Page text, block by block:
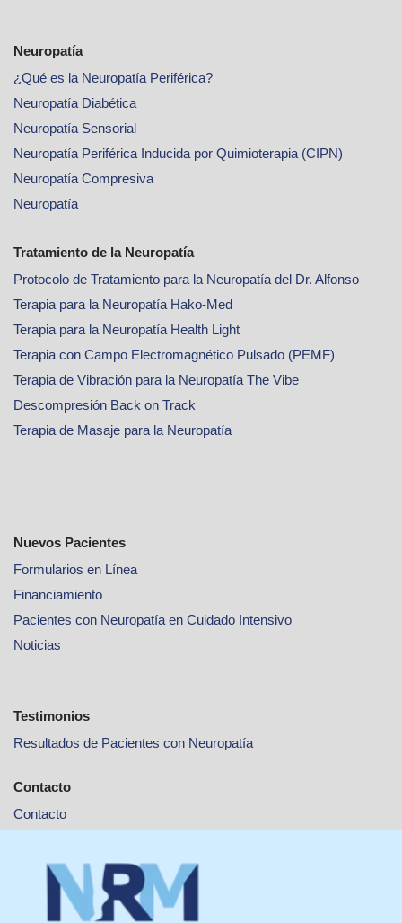
Neuropatía
¿Qué es la Neuropatía Periférica?
Neuropatía Diabética
Neuropatía Sensorial
Neuropatía Periférica Inducida por Quimioterapia (CIPN)
Neuropatía Compresiva
Neuropatía
Tratamiento de la Neuropatía
Protocolo de Tratamiento para la Neuropatía del Dr. Alfonso
Terapia para la Neuropatía Hako-Med
Terapia para la Neuropatía Health Light
Terapia con Campo Electromagnético Pulsado (PEMF)
Terapia de Vibración para la Neuropatía The Vibe
Descompresión Back on Track
Terapia de Masaje para la Neuropatía
Nuevos Pacientes
Formularios en Línea
Financiamiento
Pacientes con Neuropatía en Cuidado Intensivo
Noticias
Testimonios
Resultados de Pacientes con Neuropatía
Contacto
Contacto